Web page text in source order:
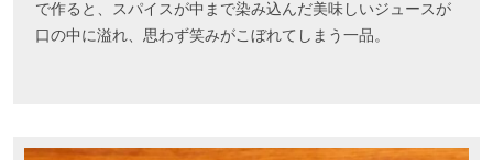
で作ると、スパイスが中まで染み込んだ美味しいジュースが
口の中に溢れ、思わず笑みがこぼれてしまう一品。